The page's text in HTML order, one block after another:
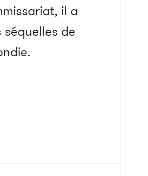
il a
de